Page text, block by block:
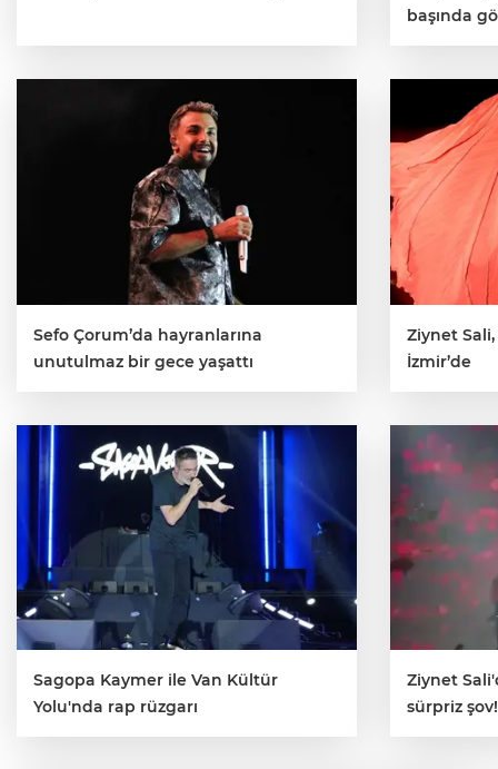
başında
Sefo Çorum’da hayranlarına
unutulmaz bir gece yaşattı
Ziynet
İzmir’de
Sagopa Kaymer ile Van Kültür
Yolu'nda rap rüzgarı
Ziynet
sürpriz şov!